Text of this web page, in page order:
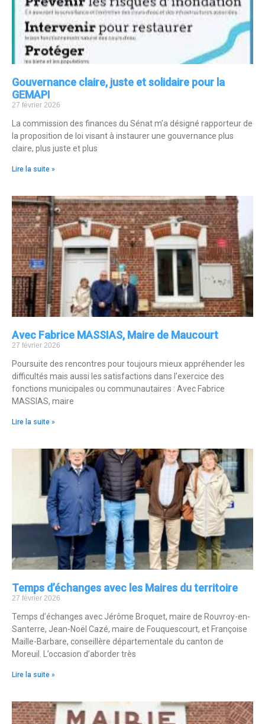
Gouvernance claire, juste et solidaire pour la
GEMAPI
27 février 2026
La commission des finances du Sénat m’a désigné rapporteur de
la proposition de loi visant à instaurer une gouvernance plus
claire, plus juste et plus
Lire la suite »
Avec Fabrice MASSIAS, Maire de Maucourt
27 février 2026
Poursuite des rencontres pour toujours mieux appréhender les
difficultés mais aussi les satisfactions dans l’exercice des
fonctions municipales ou communautaires : Avec Fabrice
MASSIAS, maire
Lire la suite »
Temps d’échanges avec les Maires du territoire
27 février 2026
Temps d’échanges avec Jérôme Broquet, maire de Rouvroy-en-
Santerre, Jean-Noël Cazé, maire de Fouquescourt, et Françoise
Maille-Barbare, conseillère départementale du canton de
Moreuil. L’occasion d’aborder très
Lire la suite »